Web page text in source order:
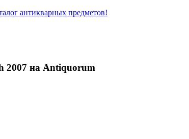
антикварных предметов!
2007 на Antiquorum